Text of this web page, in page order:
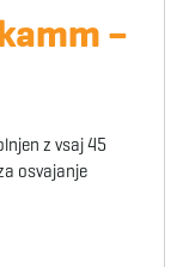
–
z vsaj 45
osvajanje